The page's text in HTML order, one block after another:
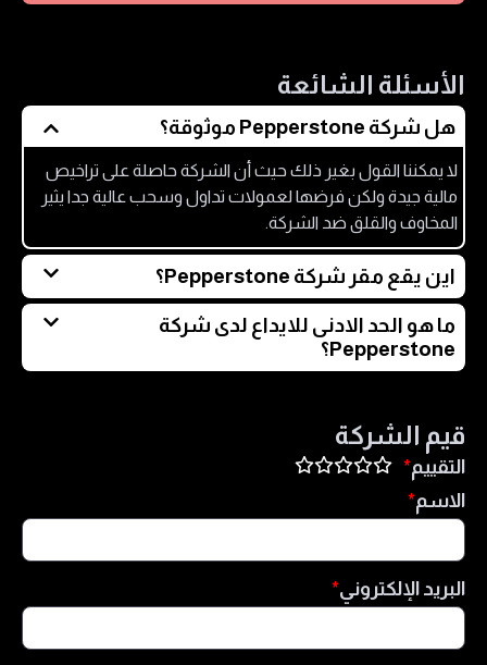
الأسئلة الشائعة
هل شركة Pepperstone موثوقة؟
لا يمكننا القول بغير ذلك حيث أن الشركة حاصلة على تراخيص
مالية جيدة ولكن فرضها لعمولات تداول وسحب عالية جدا يثير
المخاوف والقلق ضد الشركة.
اين يقع مقر شركة Pepperstone؟
يقع مقر شركة بيبرستون Pepperstone في ملبورن في
استراليا.
ما هو الحد الادنى للايداع لدى شركة
Pepperstone؟
قيم الشركة
التقييم
الاسم
البريد الإلكتروني